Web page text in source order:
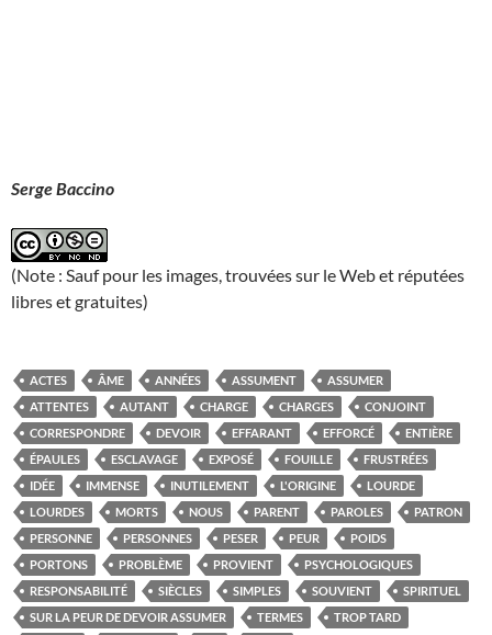
Serge Baccino
(Note : Sauf pour les images, trouvées sur le Web et réputées
libres et gratuites)
ACTES ÂME ANNÉES ASSUMENT
ASSUMER
ATTENTES
AUTANT CHARGE CHARGES
CONJOINT
CORRESPONDRE
DEVOIR EFFARANT EFFORCÉ
ENTIÈRE
ÉPAULES
ESCLAVAGE EXPOSÉ FOUILLE
FRUSTRÉES
IDÉE
IMMENSE INUTILEMENT L'ORIGINE
LOURDE
LOURDES
MORTS NOUS PARENT PAROLES
PATRON
PERSONNE
PERSONNES PESER PEUR
POIDS
PORTONS
PROBLÈME PROVIENT
PSYCHOLOGIQUES
RESPONSABILITÉ
SIÈCLES SIMPLES SOUVIENT
SPIRITUEL
SUR LA PEUR DE DEVOIR ASSUMER
TERMES TROP TARD